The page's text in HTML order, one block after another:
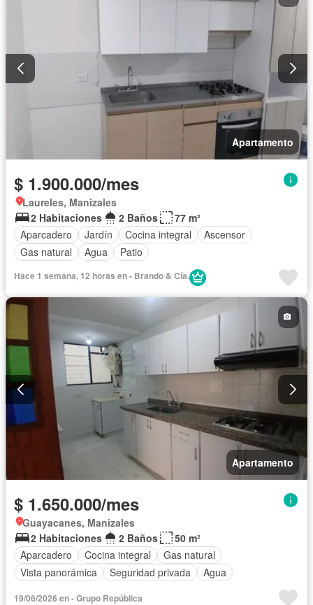
Apartamento
$ 1.900.000/mes
Laureles, Manizales
2 Habitaciones
2 Baños
77 m²
Aparcadero
Jardín Cocina integral
Ascensor
Gas natural
Agua Patio
Hace 1 semana, 12 horas en - Brando & Cía.
Apartamento
$ 1.650.000/mes
Guayacanes, Manizales
2 Habitaciones
2 Baños
50 m²
Aparcadero
Cocina integral
Gas natural
Vista panorámica
Seguridad privada Agua
19/06/2026 en - Grupo República